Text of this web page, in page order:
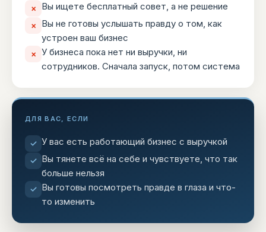
× Вы ищете бесплатный совет, а не решение
×
Вы не готовы услышать правду о том, как
устроен ваш бизнес
× У бизнеса пока нет ни выручки, ни
сотрудников. Сначала запуск, потом система
ДЛЯ ВАС, ЕСЛИ
✓ У вас есть работающий бизнес с выручкой
✓ Вы тянете всё на себе и чувствуете, что так
больше нельзя
✓ Вы готовы посмотреть правде в глаза и что-
то изменить